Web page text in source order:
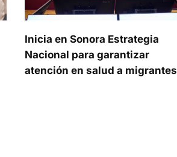
Inicia en Sonora Estrategia
Nacional para garantizar
atención en salud a migrantes